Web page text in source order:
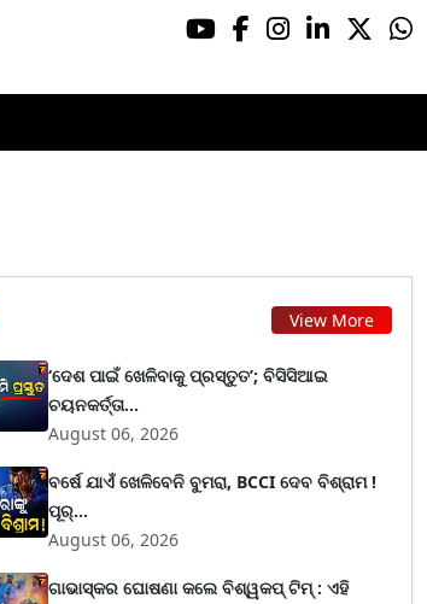
View More
‘ଦେଶ ପାଇଁ ଖେଳିବାକୁ ପ୍ରସ୍ତୁତ’; ବିସିସିଆଇ
ଚୟନକର୍ତ୍ତା...
August 06, 2026
ବର୍ଷେ ଯାଏଁ ଖେଳିବେନି ବୁମରା, BCCI ଦେବ ବିଶ୍ରାମ !
ପୂର୍...
August 06, 2026
ଗାଭାସ୍କର ଘୋଷଣା କଲେ ବିଶ୍ୱକପ୍ ଟିମ୍ : ଏହି